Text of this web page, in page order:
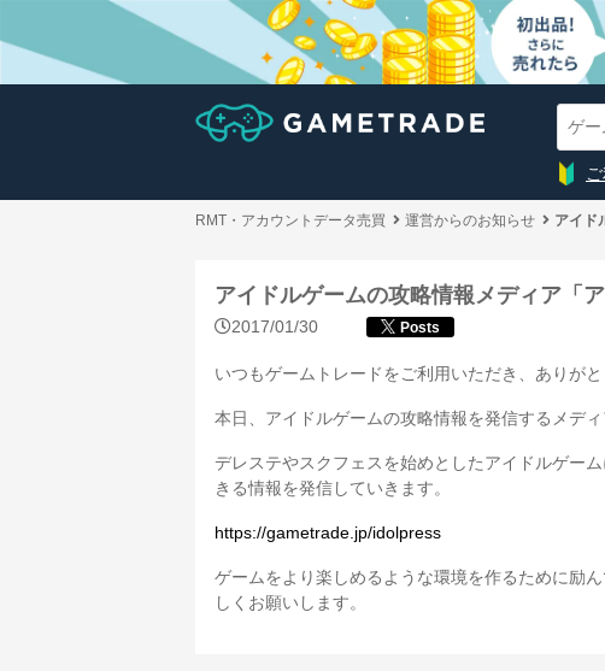
RMT・アカウントデータ売買 運営からのお知らせ アイド
アイドルゲームの攻略情報メディア「
2017/01/30 Posts
いつもゲームトレードをご利用いただき、ありがと
本日、アイドルゲームの攻略情報を発信するメデ
デレステやスクフェスを始めとしたアイドルゲー
きる情報を発信していきます。
https://gametrade.jp/idolpress
ゲームをより楽しめるような環境を作るために励
しくお願いします。